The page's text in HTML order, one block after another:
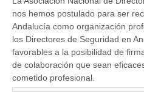
nos hemos postulado para ser
Andalucía como organización
los Directores de Seguridad en
favorables a la posibilidad de
de colaboración que sean
cometido profesional.